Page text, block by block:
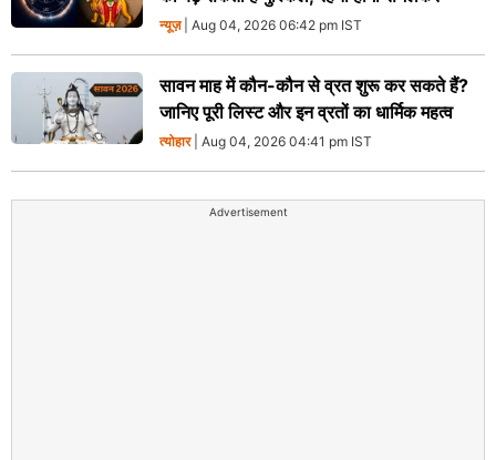
न्यूज़| Aug 04, 2026 06:42 pm IST
सावन माह में कौन-कौन से व्रत शुरू कर सकते हैं?
जानिए पूरी लिस्ट और इन व्रतों का धार्मिक महत्व
त्योहार| Aug 04, 2026 04:41 pm IST
Advertisement